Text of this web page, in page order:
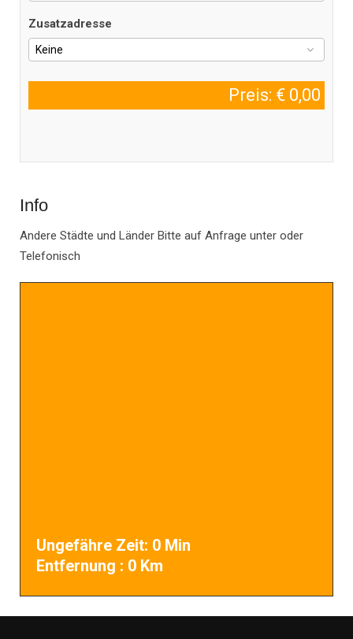
Zusatzadresse
Preis: € 0,00
Info
Andere Städte und Länder Bitte auf Anfrage unter oder
Telefonisch
Ungefähre Zeit: 0 Min
Entfernung : 0 Km